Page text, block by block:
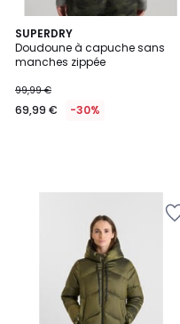
SUPERDRY
Doudoune à capuche sans
manches zippée
99,99 €
69,99 € -30%